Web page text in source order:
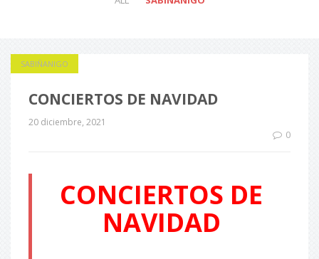
SABIÑANIGO
CONCIERTOS DE NAVIDAD
20 diciembre, 2021
0
CONCIERTOS DE
NAVIDAD